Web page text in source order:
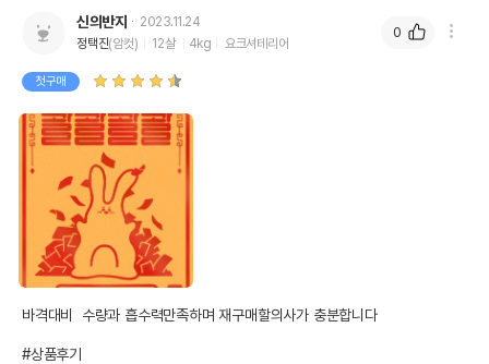
신의반지
2023.11.24
정택진(암컷) 12살 4kg 요크셔테리어
첫구매
바격대비  수량과 흡수력만족하며 재구매할의사가 충분합니다
#상품후기
0